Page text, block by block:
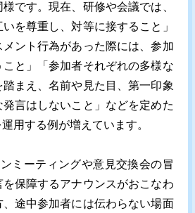
です。現在、研修や会議では、
いを尊重し、対等に接すること」
メント行為があった際には、参加
と」「参加者それぞれの多様な
まえ、名前や見た目、第一印象
言はしないこと」などを定めた
用する例が増えています。
ミーティングや意見交換会の冒
保障するアナウンスがおこなわ
途中参加者には伝わらない場面